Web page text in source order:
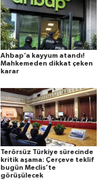
Ahbap’a kayyum atandı!
Mahkemeden dikkat çeken
karar
Terörsüz Türkiye sürecinde
kritik aşama: Çerçeve teklif
bugün Meclis’te
görüşülecek